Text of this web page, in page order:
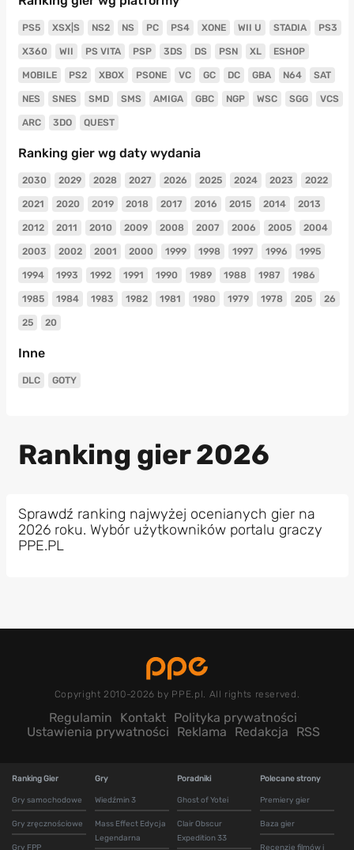
PS5 XSX|S NS2 NS PC PS4 XONE WII U STADIA PS3
X360 WII PS VITA PSP 3DS DS PSN XL ESHOP
MOBILE PS2 XBOX PSONE VC GC DC GBA N64 SAT
NES SNES SMD SMS AMIGA GBC NGP WSC SGG VCS
ARC 3DO QUEST
Ranking gier wg daty wydania
2030 2029 2028 2027 2026 2025 2024 2023 2022
2021 2020 2019 2018 2017 2016 2015 2014 2013
2012 2011 2010 2009 2008 2007 2006 2005 2004
2003 2002 2001 2000 1999 1998 1997 1996 1995
1994 1993 1992 1991 1990 1989 1988 1987 1986
1985 1984 1983 1982 1981 1980 1979 1978 205 26
25 20
Inne
DLC GOTY
Ranking gier 2026
Sprawdź ranking najwyżej ocenianych gier na
2026 roku. Wybór użytkowników portalu graczy
PPE.PL
Copyright 2010-2026 by PPE.pl. All rights reserved.
Regulamin Kontakt Polityka prywatności
Ustawienia prywatności
Reklama Redakcja RSS
Ranking Gier
Gry samochodowe
Gry zręcznościowe
Gry FPP
Gry
Wiedźmin 3
Mass Effect Edycja
Legendarna
Poradniki
Ghost of Yotei
Clair Obscur
Expedition 33
Polecane strony
Premiery gier
Baza gier
Recenzje filmów i